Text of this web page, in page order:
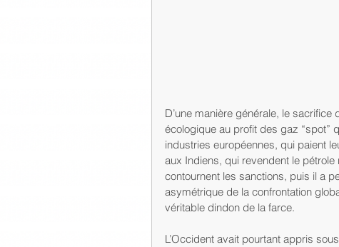
D’une manière générale, le
écologique au profit des gaz “spot”
industries européennes, qui paient
aux Indiens, qui revendent le
contournent les sanctions, puis il a
asymétrique de la confrontation
véritable dindon de la farce.
L’Occident avait pourtant appris